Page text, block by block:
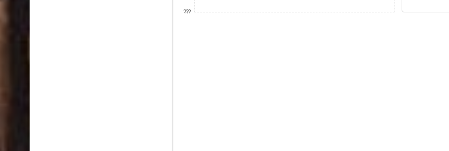
???